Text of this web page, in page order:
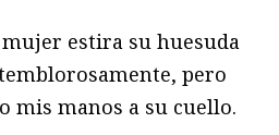
mujer estira su huesuda
pero
mis manos a su cuello.